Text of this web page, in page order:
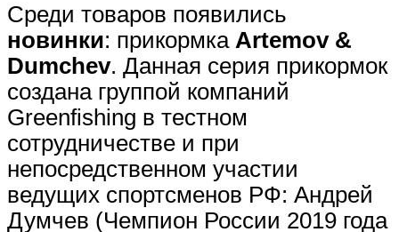
Среди товаров появились
новинки: прикормка Artemov &
Dumchev. Данная серия прикормок
создана группой компаний
Greenfishing в тестном
сотрудничестве и при
непосредственном участии
ведущих спортсменов РФ: Андрей
Думчев (Чемпион России 2019 года